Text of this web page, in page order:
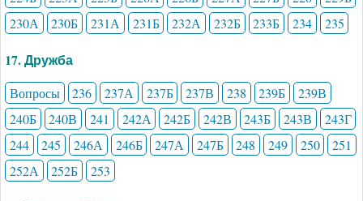
230А
230Б 231А 231Б 232А 232Б 233Б 234 235
17. Дружба
Вопросы 236 237А 237Б 237В 238 239Б
239В
240Б
240В 241 242А 242Б 242В 243Б 243В
243Г
244
245 246А 246Б 247А 247Б 248 249 250
251
252А
252Б 253